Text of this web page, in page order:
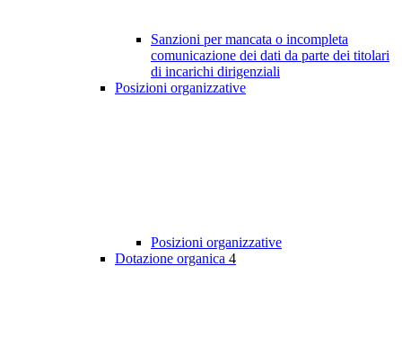
Sanzioni per mancata o incompleta
comunicazione dei dati da parte dei titolari
di incarichi dirigenziali
Posizioni organizzative
Posizioni organizzative
Dotazione organica 4